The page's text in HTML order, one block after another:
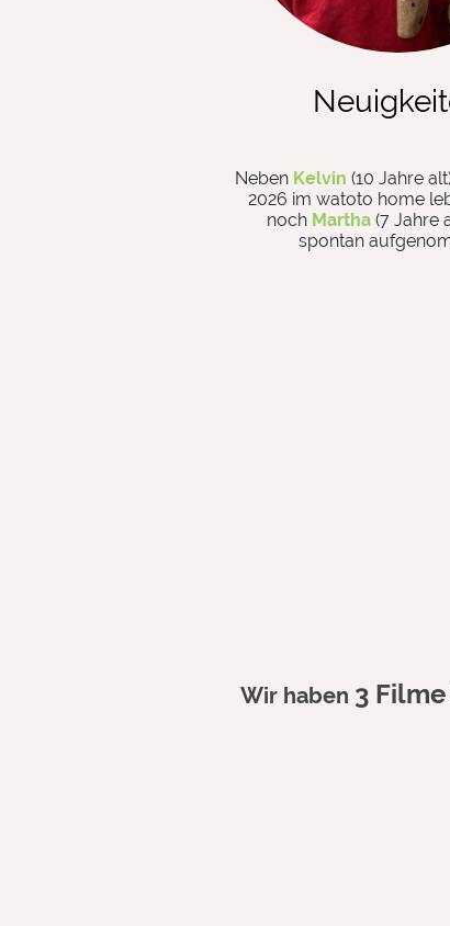
Neben Kelvin (10 Jahre
2026 im watoto home
noch Martha (7 Jahre
spontan
Wir haben 3 Filme